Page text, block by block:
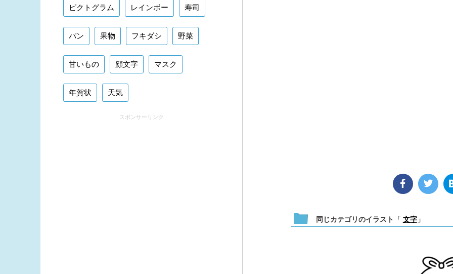
同じカテゴリのイラスト「 文字」
ピクトグラム レインボー 寿司
パン 果物 フキダシ 野菜
甘いもの 顔文字 マスク
年賀状 天気
スポンサーリンク